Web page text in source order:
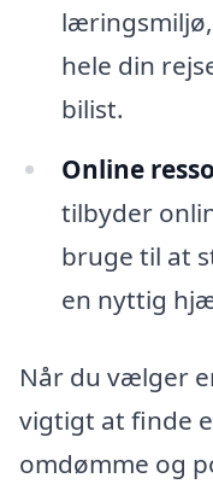
hele din
bilist.
Online
tilbyder
bruge til at
en nyttig
Når du vælger
vigtigt at finde
omdømme og